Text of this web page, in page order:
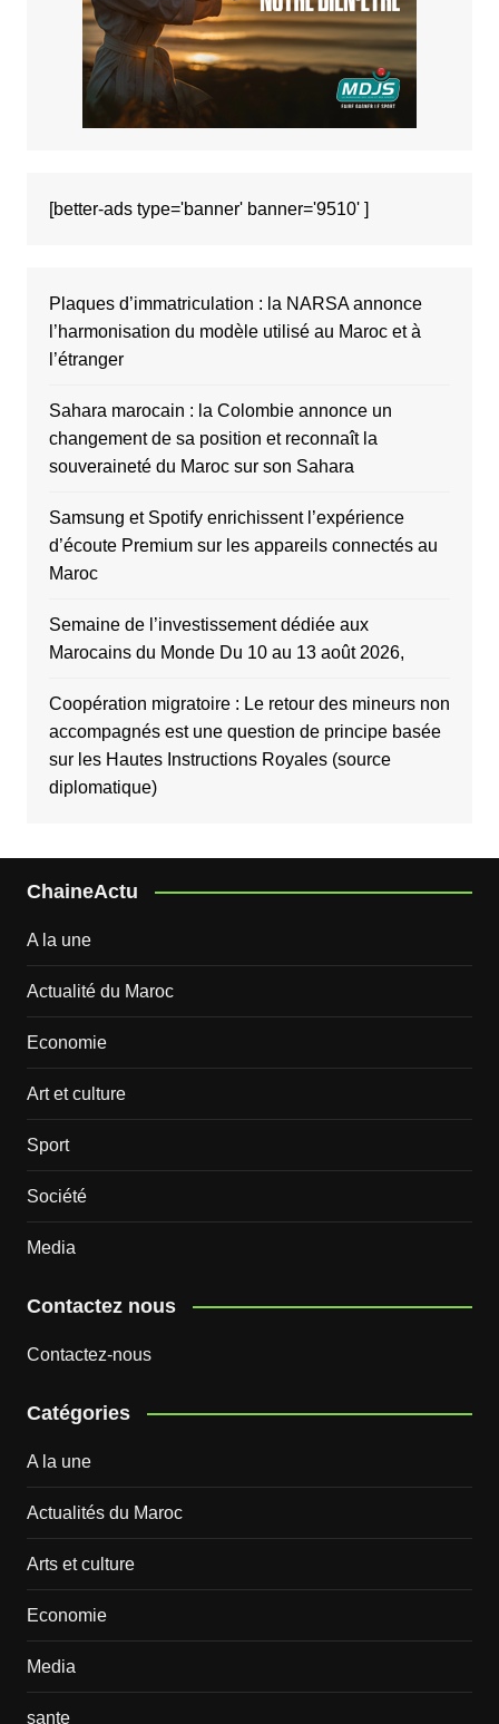
[better-ads type='banner' banner='9510' ]
Plaques d’immatriculation : la NARSA annonce
l’harmonisation du modèle utilisé au Maroc et à
l’étranger
Sahara marocain : la Colombie annonce un
changement de sa position et reconnaît la
souveraineté du Maroc sur son Sahara
Samsung et Spotify enrichissent l’expérience
d’écoute Premium sur les appareils connectés au
Maroc
Semaine de l’investissement dédiée aux
Marocains du Monde Du 10 au 13 août 2026,
Coopération migratoire : Le retour des mineurs non
accompagnés est une question de principe basée
sur les Hautes Instructions Royales (source
diplomatique)
ChaineActu
A la une
Actualité du Maroc
Economie
Art et culture
Sport
Société
Media
Contactez nous
Contactez-nous
Catégories
A la une
Actualités du Maroc
Arts et culture
Economie
Media
sante